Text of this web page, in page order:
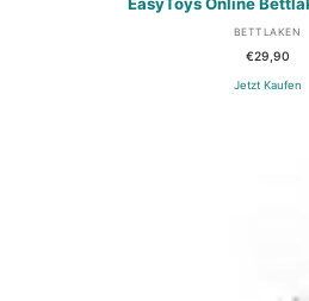
BETTLAKEN
€29,90
Jetzt Kaufen